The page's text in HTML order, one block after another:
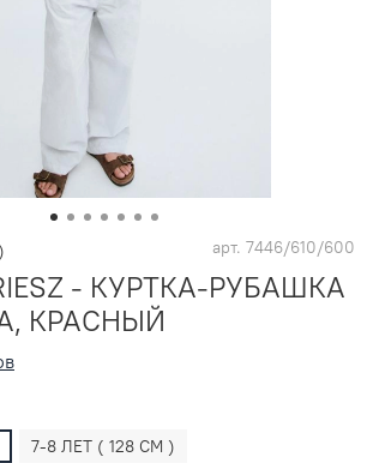
арт. 7446/610/600
- КУРТКА-РУБАШКА
КРАСНЫЙ
7-8 ЛЕТ ( 128 СМ )